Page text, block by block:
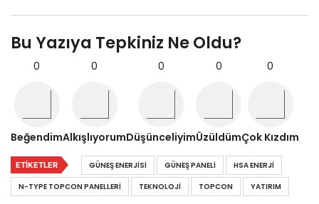
Bu Yazıya Tepkiniz Ne Oldu?
0
Beğendim
0
Alkışlıyorum
0
Düşünceliyim
0
Üzüldüm
0
Çok Kızdım
ETIKETLER GÜNEŞ ENERJISI GÜNEŞ PANELI
HSA ENERJI
N-TYPE TOPCON PANELLERI
TEKNOLOJI TOPCON YATIRIM